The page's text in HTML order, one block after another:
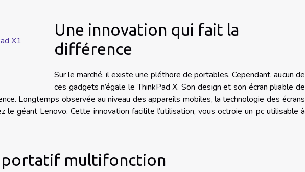
X1
Une innovation qui fait la
différence
Sur le marché, il existe une pléthore de portables. Cependant, aucun de
ces gadgets n’égale le ThinkPad X. Son design et son écran pliable de
Longtemps observée au niveau des appareils mobiles, la technologie des écrans
le géant Lenovo. Cette innovation facilite l’utilisation, vous octroie un pc utilisable à
portatif multifonction